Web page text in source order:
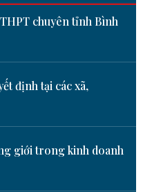
chuyên tỉnh Bình
định tại các xã,
giới trong kinh doanh